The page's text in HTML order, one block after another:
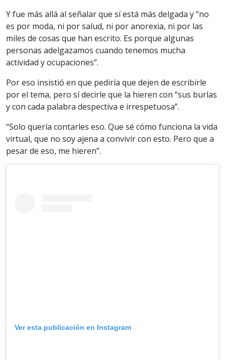
Y fue más allá al señalar que sí está más delgada y “no
es por moda, ni por salud, ni por anorexia, ni por las
miles de cosas que han escrito. Es porque algunas
personas adelgazamos cuando tenemos mucha
actividad y ocupaciones”.
Por eso insistió en que pediría que dejen de escribirle
por el tema, pero sí decirle que la hieren con “sus burlas
y con cada palabra despectiva e irrespetuosa”.
“Solo quería contarles eso. Que sé cómo funciona la vida
virtual, que no soy ajena a convivir con esto. Pero que a
pesar de eso, me hieren”.
Ver esta publicación en Instagram